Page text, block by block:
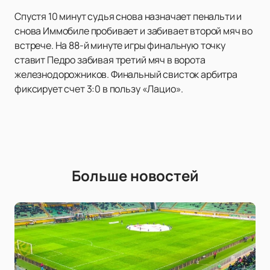
Спустя 10 минут судья снова назначает пенальти и
снова Иммобиле пробивает и забивает второй мяч во
встрече. На 88-й минуте игры финальную точку
ставит Педро забивая третий мяч в ворота
железнодорожников. Финальный свисток арбитра
фиксирует счет 3:0 в пользу «Лацио».
Больше новостей